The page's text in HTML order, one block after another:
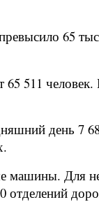
65
511
день 7
машины.
отделений